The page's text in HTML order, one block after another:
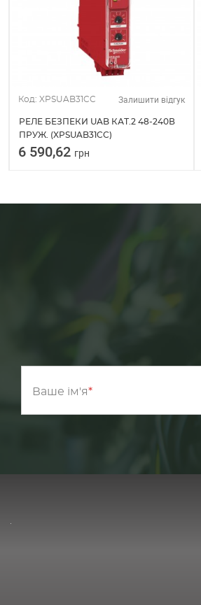
Код: XPSUAB31CC Залишити відгук
РЕЛЕ БЕЗПЕКИ UAB КАТ.2 48-240В
ПРУЖ. (XPSUAB31CC)
6 590,62 грн
Ваше ім'я